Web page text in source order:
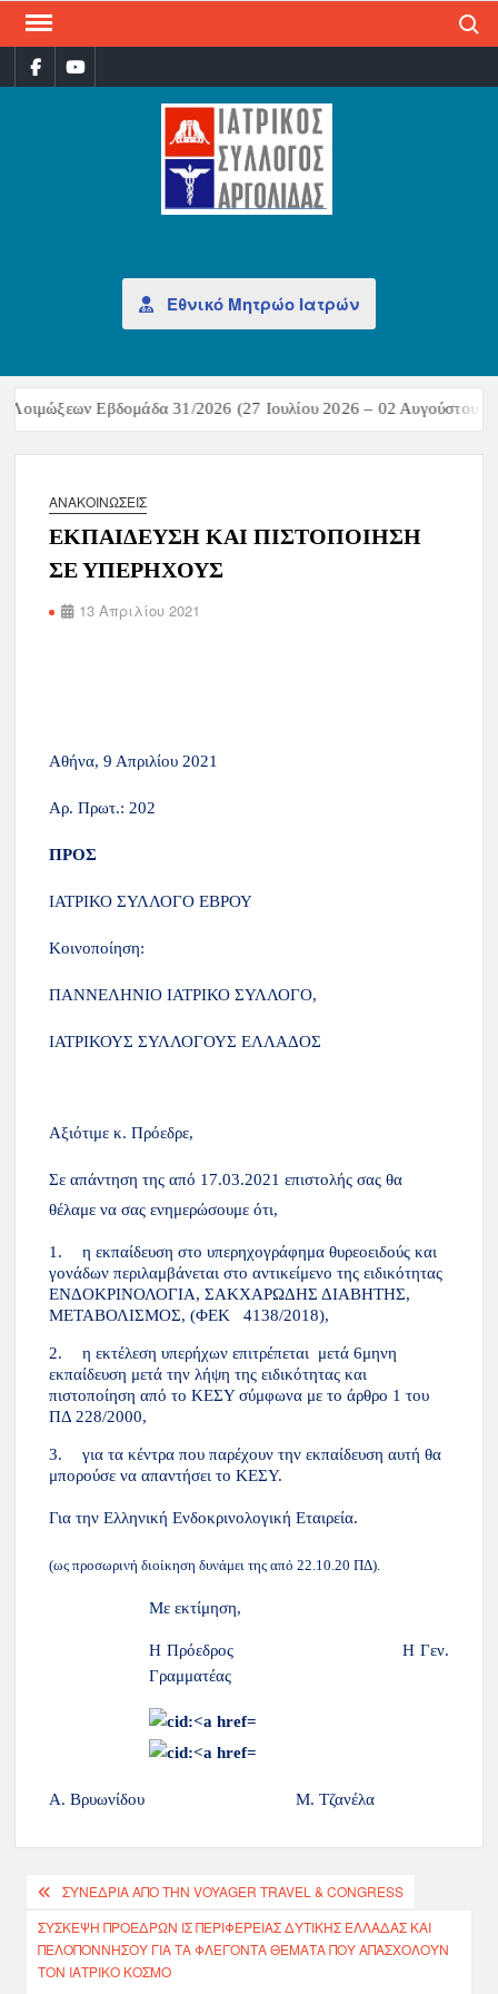
Εθνικό Μητρώο Ιατρών
Εβδομάδα 31/2026 (27 Ιουλίου 2026 – 02 Αυγούστου
ΑΝΑΚΟΙΝΏΣΕΙΣ
ΕΚΠΑΙΔΕΥΣΗ ΚΑΙ ΠΙΣΤΟΠΟΙΗΣΗ
ΣΕ ΥΠΕΡΗΧΟΥΣ
13 Απριλίου 2021
Αθήνα, 9 Απριλίου 2021
Αρ. Πρωτ.: 202
ΠΡΟΣ
ΙΑΤΡΙΚΟ ΣΥΛΛΟΓΟ ΕΒΡΟΥ
Κοινοποίηση:
ΠΑΝΝΕΛΗΝΙΟ ΙΑΤΡΙΚΟ ΣΥΛΛΟΓΟ,
ΙΑΤΡΙΚΟΥΣ ΣΥΛΛΟΓΟΥΣ ΕΛΛΑΔΟΣ
Αξιότιμε κ. Πρόεδρε,
Σε απάντηση της από 17.03.2021 επιστολής σας θα
θέλαμε να σας ενημερώσουμε ότι,
1.
η εκπαίδευση στο υπερηχογράφημα θυρεοειδούς και
γονάδων περιλαμβάνεται στο αντικείμενο της ειδικότητας
ΕΝΔΟΚΡΙΝΟΛΟΓΙΑ, ΣΑΚΧΑΡΩΔΗΣ ΔΙΑΒΗΤΗΣ,
ΜΕΤΑΒΟΛΙΣΜΟΣ, (ΦΕΚ 4138/2018),
2.
η εκτέλεση υπερήχων επιτρέπεται μετά 6μηνη
εκπαίδευση μετά την λήψη της ειδικότητας και
πιστοποίηση από το ΚΕΣΥ σύμφωνα με το άρθρο 1 του
ΠΔ 228/2000,
3.
για τα κέντρα που παρέχουν την εκπαίδευση αυτή θα
μπορούσε να απαντήσει το ΚΕΣΥ.
Για την Ελληνική Ενδοκρινολογική Εταιρεία.
(ως προσωρινή διοίκηση δυνάμει της από 22.10.20 ΠΔ).
Με εκτίμηση,
Η Πρόεδρος Η Γεν.
Γραμματέας
Α. Βρυωνίδου Μ. Τζανέλα
ΣΥΝΈΔΡΙΑ ΑΠΌ ΤΗΝ VOYAGER TRAVEL & CONGRESS
ΣΎΣΚΕΨΗ ΠΡΟΈΔΡΩΝ ΙΣ ΠΕΡΙΦΈΡΕΙΑΣ ΔΥΤΙΚΉΣ ΕΛΛΆΔΑΣ ΚΑΙ
ΠΕΛΟΠΟΝΝΉΣΟΥ ΓΙΑ ΤΑ ΦΛΈΓΟΝΤΑ ΘΈΜΑΤΑ ΠΟΥ ΑΠΑΣΧΟΛΟΎΝ
ΤΟΝ ΙΑΤΡΙΚΌ ΚΌΣΜΟ